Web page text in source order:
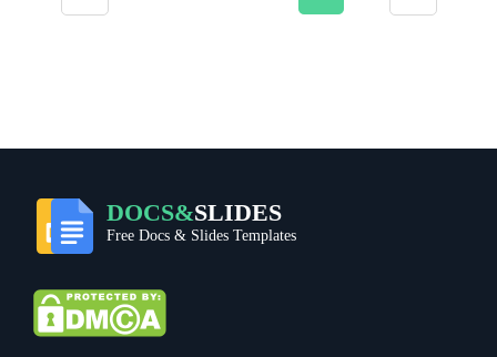
DOCS&SLIDES
Free Docs & Slides Templates